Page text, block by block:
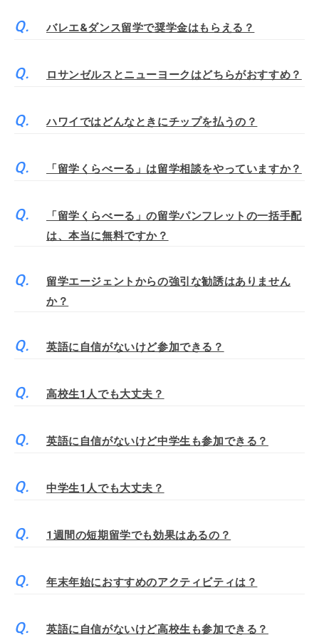
バレエ&ダンス留学で奨学金はもらえる？
ロサンゼルスとニューヨークはどちらがおすすめ？
ハワイではどんなときにチップを払うの？
「留学くらべーる」は留学相談をやっていますか？
「留学くらべーる」の留学パンフレットの一括手配
は、本当に無料ですか？
留学エージェントからの強引な勧誘はありません
か？
英語に自信がないけど参加できる？
高校生1人でも大丈夫？
英語に自信がないけど中学生も参加できる？
中学生1人でも大丈夫？
1週間の短期留学でも効果はあるの？
年末年始におすすめのアクティビティは？
英語に自信がないけど高校生も参加できる？